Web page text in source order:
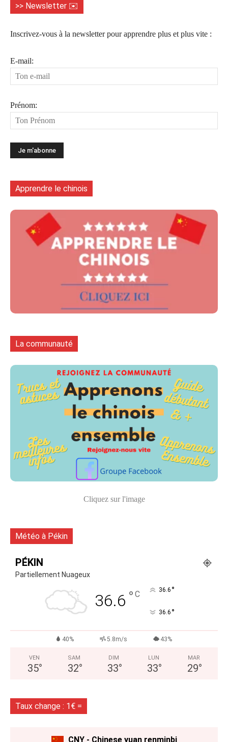
>> Newsletter ✉️
Inscrivez-vous à la newsletter pour apprendre plus et plus vite :
E-mail:
Prénom:
Apprendre le chinois
La communauté
Cliquez sur l'image
Météo à Pékin
PÉKIN
Partiellement Nuageux
36.6 ° C 36.6 °
36.6 °
40% 5.8m/s 43%
VEN
35°
SAM
32°
DIM
33°
LUN
33°
MAR
29°
Taux change : 1€ =
CNY - Chinese yuan renminbi